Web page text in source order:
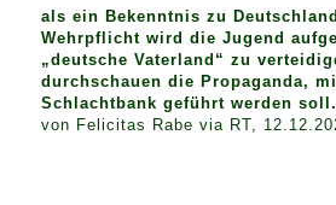
als ein Bekenntnis zu
Wehrpflicht wird die Jugend
„deutsche Vaterland“ zu
durchschauen die Propaganda,
Schlachtbank geführt werden soll.
von Felicitas Rabe via RT,